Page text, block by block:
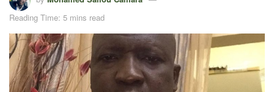
Reading Time: 5 mins read